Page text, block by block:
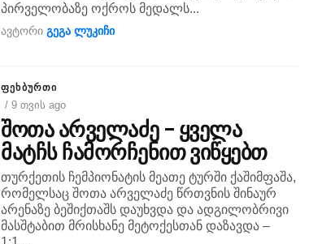
პირველობაზე ოქროს მედალს...
ავტორიგეგა ლუკიჩი
ᲤᲔᲮᲑᲣᲠᲗᲘ
/ 9 თვის ago
შოთა არველაძე – ყველა
მატჩს ჩამორჩენით ვიწყებთ
თურქეთის ჩემპიონატის მეათე ტურში ქაშიმფაშა,
რომელსაც შოთა არველაძე წრთვნის შინაურ
არენაზე ბეშიქთაშს დაუხვდა და ადგილობრივი
მასშტაბით მრისხანე მეტოქესთან დაზავდა –